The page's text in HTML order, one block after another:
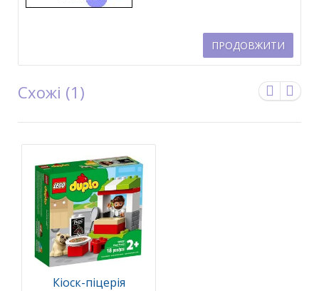
ПРОДОВЖИТИ
Схожі (1)
Кіоск-піцерія